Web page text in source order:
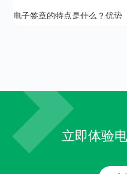
电子签章的特点是什么？优势
立即体验